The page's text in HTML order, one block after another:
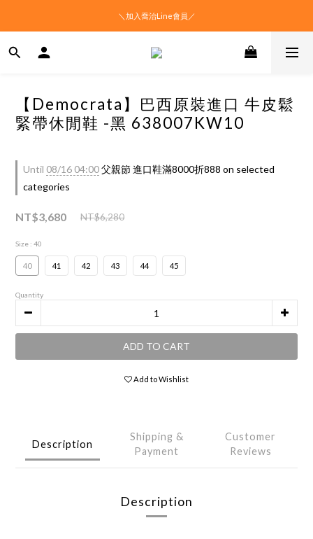
＼加入喬治Line會員／
【Democrata】巴西原裝進口 牛皮鬆
緊帶休閒鞋 -黑 638007KW10
Until 08/16 04:00父親節 進口鞋滿8000折888 on selected
categories
NT$3,680 NT$6,280
Size : 40
40 41 42 43 44 45
Quantity
ADD TO CART
Add to Wishlist
Description
Shipping &
Payment
Customer
Reviews
Description